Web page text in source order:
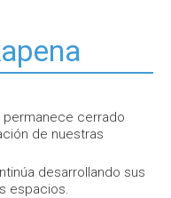
cerrado
de nuestras
desarrollando sus
espacios.